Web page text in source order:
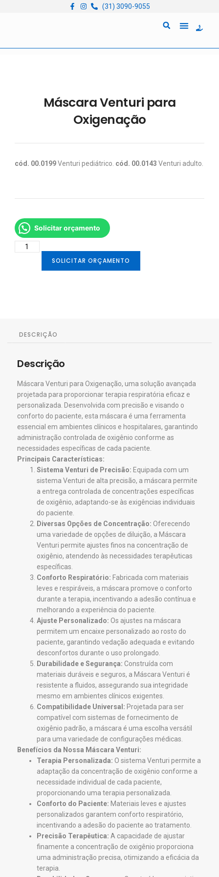
(31) 3090-9055
Máscara Venturi para
Oxigenação
cód. 00.0199Venturi pediátrico. cód. 00.0143 Venturi adulto.
Solicitar orçamento
SOLICITAR ORÇAMENTO
DESCRIÇÃO
Descrição
Máscara Venturi para Oxigenação, uma solução avançada
projetada para proporcionar terapia respiratória eficaz e
personalizada. Desenvolvida com precisão e visando o
conforto do paciente, esta máscara é uma ferramenta
essencial em ambientes clínicos e hospitalares, garantindo
administração controlada de oxigênio conforme as
necessidades específicas de cada paciente.
Principais Características:
Sistema Venturi de Precisão: Equipada com um
sistema Venturi de alta precisão, a máscara permite
a entrega controlada de concentrações específicas
de oxigênio, adaptando-se às exigências individuais
do paciente.
Diversas Opções de Concentração: Oferecendo
uma variedade de opções de diluição, a Máscara
Venturi permite ajustes finos na concentração de
oxigênio, atendendo às necessidades terapêuticas
específicas.
Conforto Respiratório: Fabricada com materiais
leves e respiráveis, a máscara promove o conforto
durante a terapia, incentivando a adesão contínua e
melhorando a experiência do paciente.
Ajuste Personalizado: Os ajustes na máscara
permitem um encaixe personalizado ao rosto do
paciente, garantindo vedação adequada e evitando
desconfortos durante o uso prolongado.
Durabilidade e Segurança: Construída com
materiais duráveis e seguros, a Máscara Venturi é
resistente a fluidos, assegurando sua integridade
mesmo em ambientes clínicos exigentes.
Compatibilidade Universal: Projetada para ser
compatível com sistemas de fornecimento de
oxigênio padrão, a máscara é uma escolha versátil
para uma variedade de configurações médicas.
Benefícios da Nossa Máscara Venturi:
Terapia Personalizada: O sistema Venturi permite a
adaptação da concentração de oxigênio conforme a
necessidade individual de cada paciente,
proporcionando uma terapia personalizada.
Conforto do Paciente: Materiais leves e ajustes
personalizados garantem conforto respiratório,
incentivando a adesão do paciente ao tratamento.
Precisão Terapêutica: A capacidade de ajustar
finamente a concentração de oxigênio proporciona
uma administração precisa, otimizando a eficácia da
terapia.